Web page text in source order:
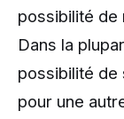
possibilité de
Dans la
possibilité de
pour une